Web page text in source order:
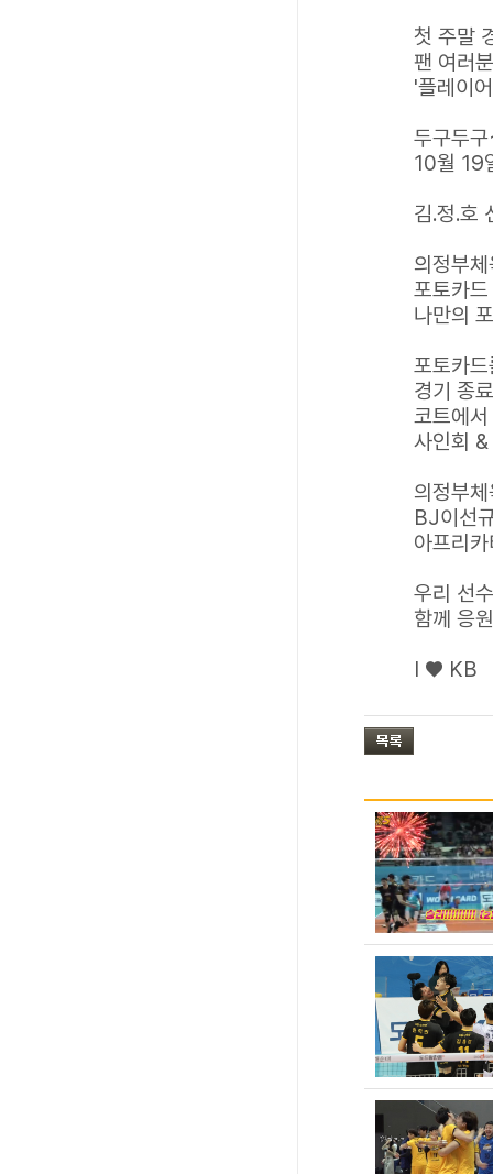
첫 주말
팬 여러
'플레이
두구두
10월 19
김.정.호
의정부
포토카
나만의
포토카
경기 종
코트에
사인회
의정부
BJ이선
아프리
우리 선
함께 응
I ♥ KB